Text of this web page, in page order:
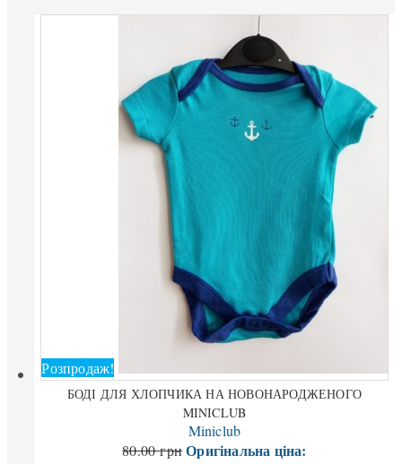
Розпродаж!
БОДІ ДЛЯ ХЛОПЧИКА НА НОВОНАРОДЖЕНОГО
MINICLUB
Miniclub
80.00грн Оригінальна ціна: